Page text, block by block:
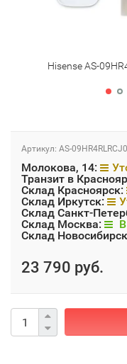
Hisense AS-
Артикул: AS-
Молокова, 14:
Транзит в
Склад Красноярск:
Склад Иркутск:
Склад Санкт-
Склад Москва:
Склад
23 790 руб.